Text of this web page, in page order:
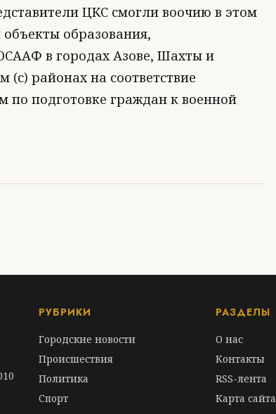
ЦКС смогли воочию в этом
объекты образования,
в городах Азове, Шахты и
(с) районах на соответствие
по подготовке граждан к военной
РУБРИКИ
Городские новости
Происшествия
Политика
Спорт
РАЗДЕЛЫ
О нас
Контакты
RSS-лента
Карта сайта